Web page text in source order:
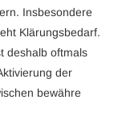
Insbesondere
Klärungsbedarf.
deshalb oftmals
der
bewähre